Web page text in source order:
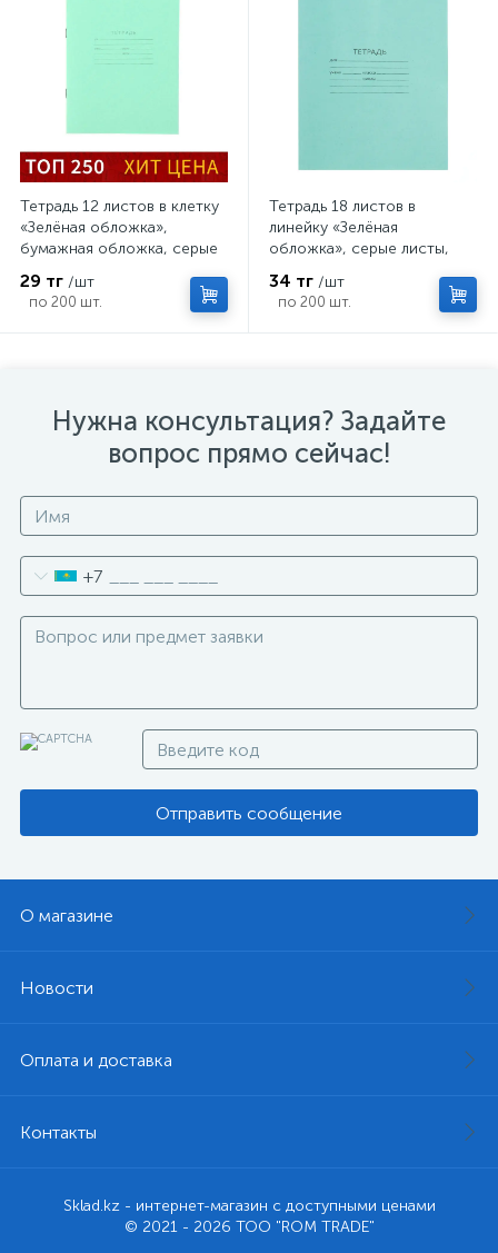
Тетрадь 12 листов в клетку
«Зелёная обложка»,
бумажная обложка, серые
29 тг /шт
по 200 шт.
Тетрадь 18 листов в
линейку «Зелёная
обложка», серые листы,
34 тг /шт
по 200 шт.
Нужна консультация? Задайте
вопрос прямо сейчас!
+7
Отправить сообщение
О магазине
Новости
Оплата и доставка
Контакты
Sklad.kz - интернет-магазин с доступными ценами
© 2021 - 2026 ТОО "ROM TRADE"